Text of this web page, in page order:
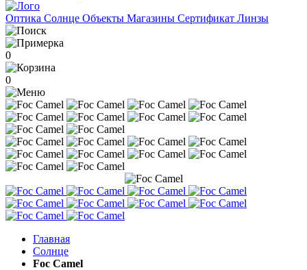
Оптика Солнце Объекты Магазины Сертификат Линзы
0
0
Главная
Солнце
Foc Camel